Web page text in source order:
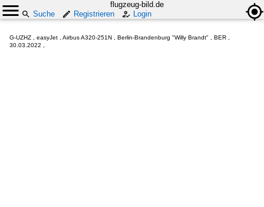
flugzeug-bild.de
Suche
Registrieren Login
G-UZHZ , easyJet , Airbus A320-251N , Berlin-Brandenburg "Willy Brandt" , BER ,
30.03.2022 ,